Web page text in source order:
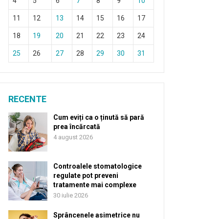
11 12 13 14 15 16 17
18 19 20 21 22 23 24
25 26 27 28 29 30 31
RECENTE
Cum eviți ca o ținută să pară
prea încărcată
4 august 2026
Controalele stomatologice
regulate pot preveni
tratamente mai complexe
30 iulie 2026
Sprâncenele asimetrice nu